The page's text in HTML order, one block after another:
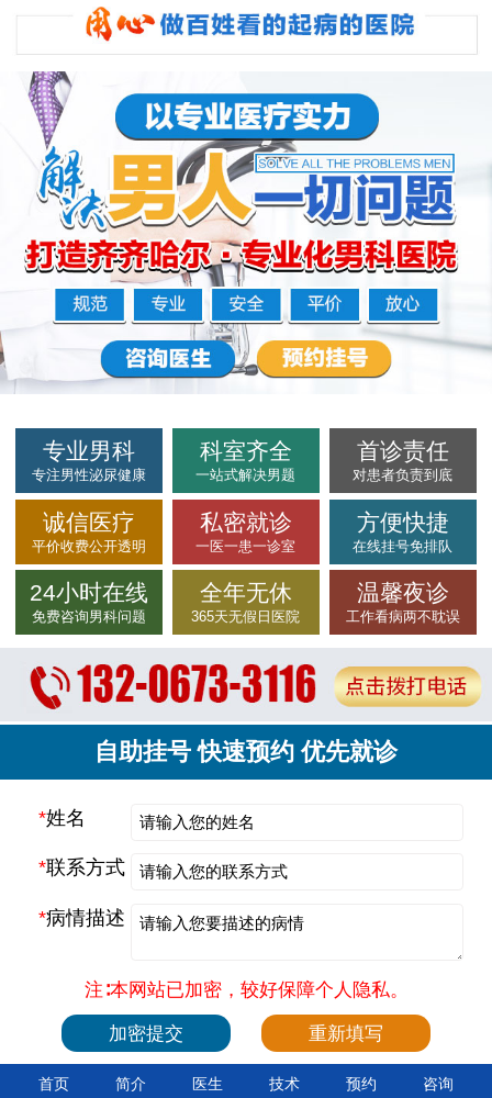
专业男科
专注男性泌尿健康
科室齐全
一站式解决男题
首诊责任
对患者负责到底
诚信医疗
平价收费公开透明
私密就诊
一医一患一诊室
方便快捷
在线挂号免排队
24小时在线
免费咨询男科问题
全年无休
365天无假日医院
温馨夜诊
工作看病两不耽误
自助挂号 快速预约 优先就诊
*姓名
*联系方式
*病情描述
注∶本网站已加密，较好保障个人隐私。
首页 简介 医生 技术 预约 咨询